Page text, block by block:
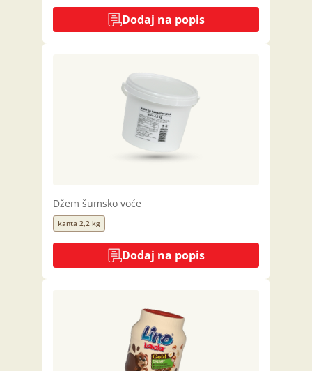
Dodaj na popis
Džem šumsko voće
kanta 2,2 kg
Dodaj na popis